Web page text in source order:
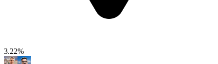
3.22%